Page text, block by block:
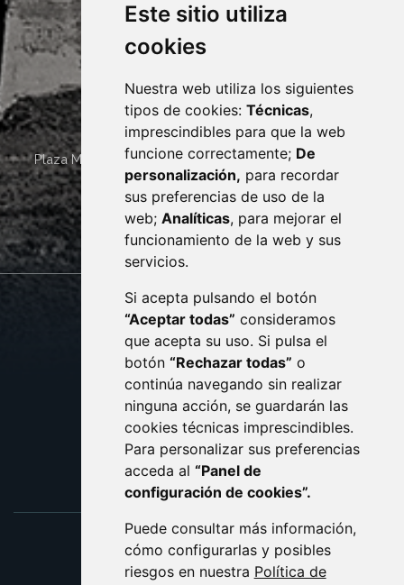
Este sitio utiliza
cookies
Nuestra web utiliza los siguientes
tipos de cookies: Técnicas,
imprescindibles para que la web
funcione correctamente; De
personalización, para recordar
sus preferencias de uso de la
web; Analíticas, para mejorar el
funcionamiento de la web y sus
servicios.
Si acepta pulsando el botón
“Aceptar todas” consideramos
que acepta su uso. Si pulsa el
botón “Rechazar todas” o
continúa navegando sin realizar
ninguna acción, se guardarán las
cookies técnicas imprescindibles.
Para personalizar sus preferencias
acceda al “Panel de
configuración de cookies”.
Puede consultar más información,
cómo configurarlas y posibles
riesgos en nuestra Política de
Plaza Mayor 4 22400 MONZÓN - ARAGÓN (ESPAÑA)
· (34) 974 400 700 ·
sac@monzon.es
monzon.es
CONTACTO
AVISO LEGAL
PROTECCIÓN DE DATOS
POLÍTICA DE COOKIES
ACCESIBILIDAD
ENLACE EXTERNO AL